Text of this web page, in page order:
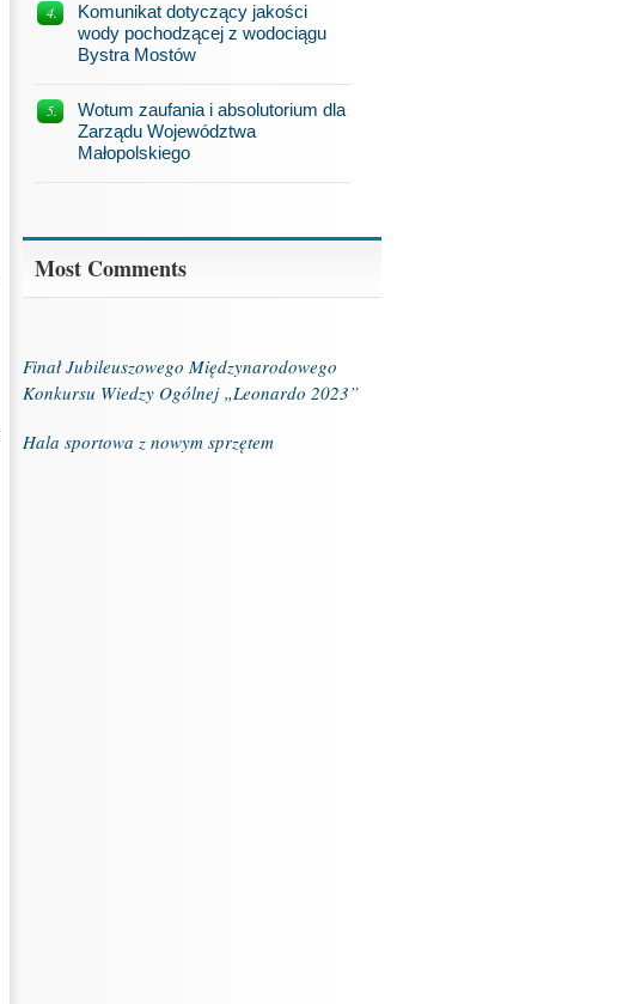
Komunikat dotyczący jakości
wody pochodzącej z wodociągu
Bystra Mostów
Wotum zaufania i absolutorium dla
Zarządu Województwa
Małopolskiego
Most Comments
Finał Jubileuszowego Międzynarodowego
Konkursu Wiedzy Ogólnej „Leonardo 2023”
Hala sportowa z nowym sprzętem